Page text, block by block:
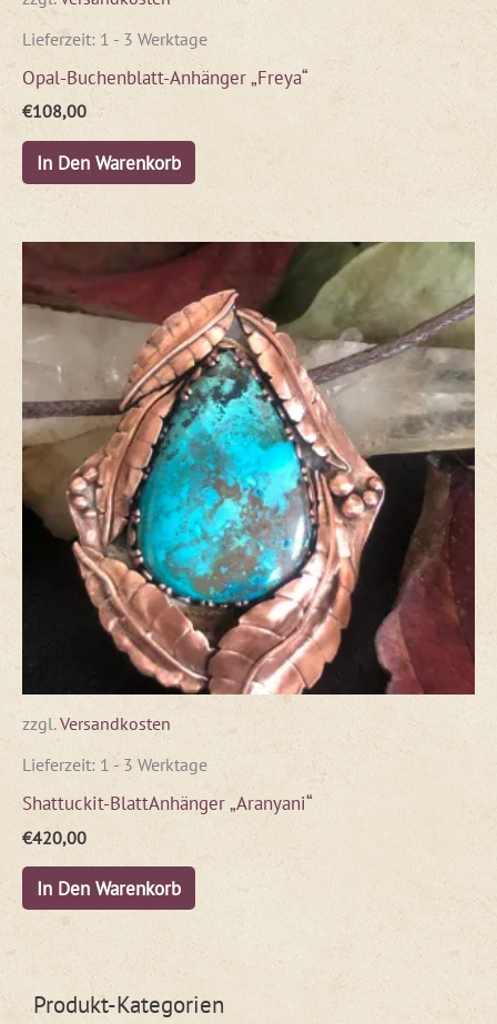
Lieferzeit: 1 - 3 Werktage
Opal-Buchenblatt-Anhänger „Freya“
€108,00
In Den Warenkorb
zzgl.Versandkosten
Lieferzeit: 1 - 3 Werktage
Shattuckit-BlattAnhänger „Aranyani“
€420,00
In Den Warenkorb
Produkt-Kategorien